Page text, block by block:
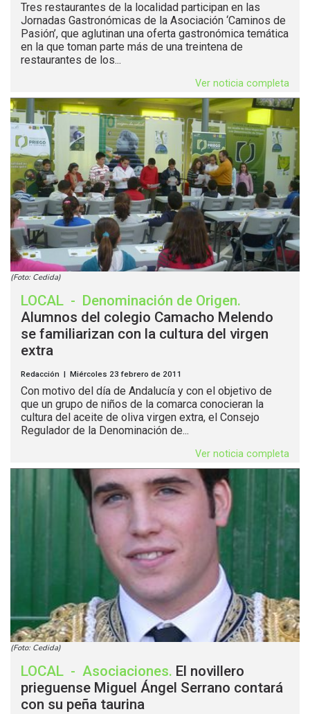
Tres restaurantes de la localidad participan en las
Jornadas Gastronómicas de la Asociación ‘Caminos de
Pasión’, que aglutinan una oferta gastronómica temática
en la que toman parte más de una treintena de
restaurantes de los...
Ver noticia completa
(Foto: Cedida)
LOCAL - Denominación de Origen.
Alumnos del colegio Camacho Melendo
se familiarizan con la cultura del virgen
extra
Redacción | Miércoles 23 febrero de 2011
Con motivo del día de Andalucía y con el objetivo de
que un grupo de niños de la comarca conocieran la
cultura del aceite de oliva virgen extra, el Consejo
Regulador de la Denominación de...
Ver noticia completa
(Foto: Cedida)
LOCAL - Asociaciones. El novillero
prieguense Miguel Ángel Serrano contará
con su peña taurina